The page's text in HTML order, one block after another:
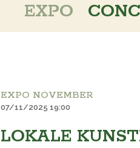
EXPO
EXPO NOVEMBER
07/11/2025 19:00
LOKALE